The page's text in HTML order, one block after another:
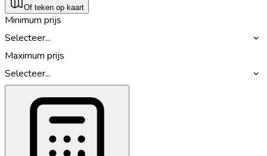
Of teken op kaart
Minimum prijs
Selecteer...
Maximum prijs
Selecteer...